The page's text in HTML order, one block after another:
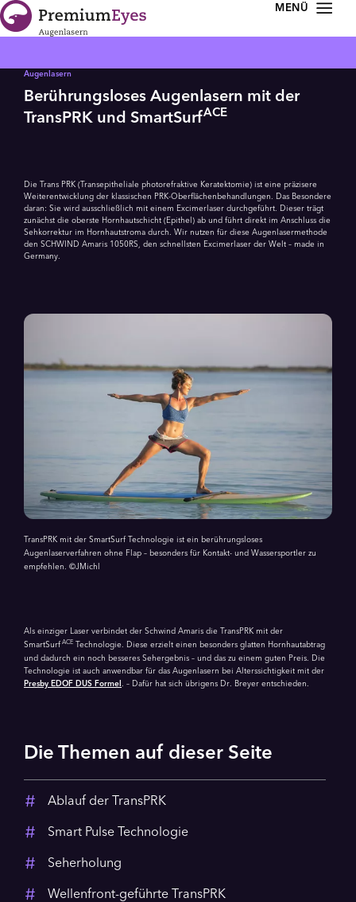
Zur Navigation springen
Zum Inhalt springen
Augenlasern
Berührungsloses Augenlasern mit der
TransPRK und SmartSurfACE
Die Trans PRK (Transepitheliale photorefraktive Keratektomie) ist eine präzisere
Weiterentwicklung der klassischen PRK-Ober­flächen­be­hand­lungen. Das Besondere
daran: Sie wird ausschließlich mit einem Excimerlaser durchgeführt. Dieser trägt
zunächst die oberste Hornhaut­schicht (Epithel) ab und führt direkt im Anschluss die
Sehkorrektur im Hornhautstroma durch. Wir nutzen für diese Augenlasermethode
den SCHWIND Amaris 1050RS, den schnellsten Excimerlaser der Welt – made in
Germany.
TransPRK mit der SmartSurf Technologie ist ein berührungsloses
Augenlaserverfahren ohne Flap – besonders für Kontakt- und Wassersportler zu
empfehlen. ©JMichl
Als einziger Laser verbindet der Schwind Amaris die TransPRK mit der
SmartSurf ACE
Technologie. Diese erzielt einen besonders glatten Hornhaut­abtrag
und dadurch ein noch besseres Sehergebnis – und das zu einem guten Preis. Die
Technologie ist auch anwendbar für das Augenlasern bei Alters­sichtigkeit mit der
Presby EDOF DUS Formel
. – Dafür hat sich übrigens Dr. Breyer entschieden.
Die Themen auf dieser Seite
Ablauf der TransPRK
Smart Pulse Technologie
Seherholung
Wellenfront-geführte TransPRK